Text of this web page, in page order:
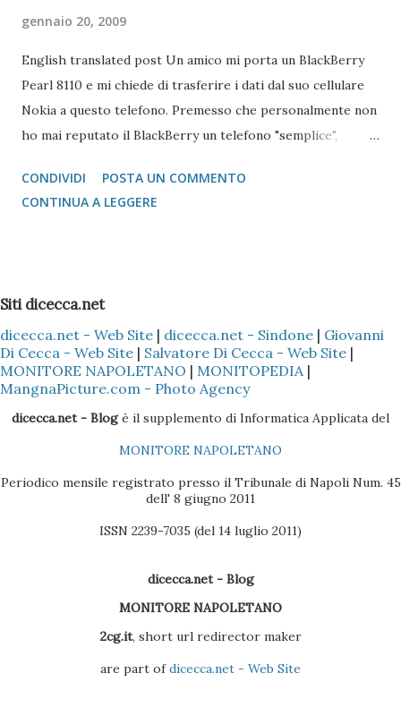
gennaio 20, 2009
English translated post Un amico mi porta un BlackBerry
Pearl 8110 e mi chiede di trasferire i dati dal suo cellulare
Nokia a questo telefono. Premesso che personalmente non
ho mai reputato il BlackBerry un telefono "semplice",
l'idea di mandare i vcard via bluetooth (come si fa con quasi
tutti i Nokia e Samsung), l'unica alternativa è quella di
Nokia PC Suite 3 - Sincronizzare solo la Rubrica
(ovviamente dipende sempre se il cellulare Nokia è il Vostro
o di un Vostro amico) del Nokia con l'Outlook, così che tutti
i dati presenti nella Rubrica siano copiati nella sezione
Contatti dell'Outlook 4 - Scaricare l'ultima versione del
CONDIVIDI
POSTA UN COMMENTO
CONTINUA A LEGGERE
Siti dicecca.net
dicecca.net - Web Site | dicecca.net - Sindone | Giovanni
Di Cecca - Web Site | Salvatore Di Cecca - Web Site |
MONITORE NAPOLETANO | MONITOPEDIA |
MangnaPicture.com - Photo Agency
dicecca.net - Blogè il supplemento di Informatica Applicata del
MONITORE NAPOLETANO
Periodico mensile registrato presso il Tribunale di Napoli Num. 45
dell' 8 giugno 2011
ISSN 2239-7035 (del 14 luglio 2011)
dicecca.net - Blog
MONITORE NAPOLETANO
2cg.it, short url redirector maker
are part ofdicecca.net - Web Site